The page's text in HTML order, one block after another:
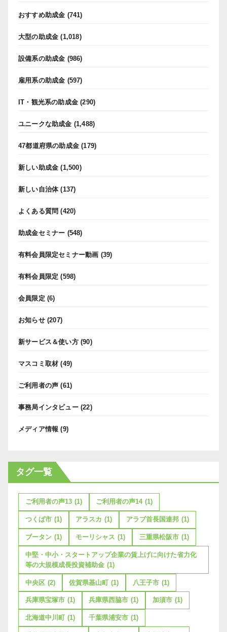
おすすめ助成金 (741)
大型の助成金 (1,018)
設備系の助成金 (986)
雇用系の助成金 (597)
IT・観光系の助成金 (290)
ユニークな助成金 (1,488)
47都道府県の助成金 (179)
新しい助成金 (1,500)
新しい自治体(137)
よくある質問 (420)
助成金セミナー (548)
有料会員限定セミナー動画 (39)
有料会員限定 (598)
会員限定 (6)
お知らせ(207)
新サービス＆使い方(90)
マスコミ取材 (49)
ご利用者の声 (61)
事務局インタビュー(22)
メディア情報 (9)
タグ一覧
ご利用者の声13 (1) ご利用者の声14 (1)
つくば市 (1) アラスカ (1) アラブ首長国連邦 (1)
ブータン (1) モーリシャス (1) 三重県松阪市 (1)
中堅・中小・スタートアップ企業の賃上げに向けた省力化
等の大規模成長投資補助金 (1)
中央区 (2) 佐賀県基山町 (1) 八王子市 (1)
兵庫県宝塚市 (1) 兵庫県西脇市 (1) 加須市 (1)
北海道中川町 (1) 千葉県浦安市 (1)